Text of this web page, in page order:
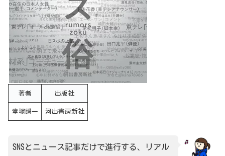
著者 出版社
堂場瞬一 河出書房新社
SNSとニュース記事だけで進行する、リアル